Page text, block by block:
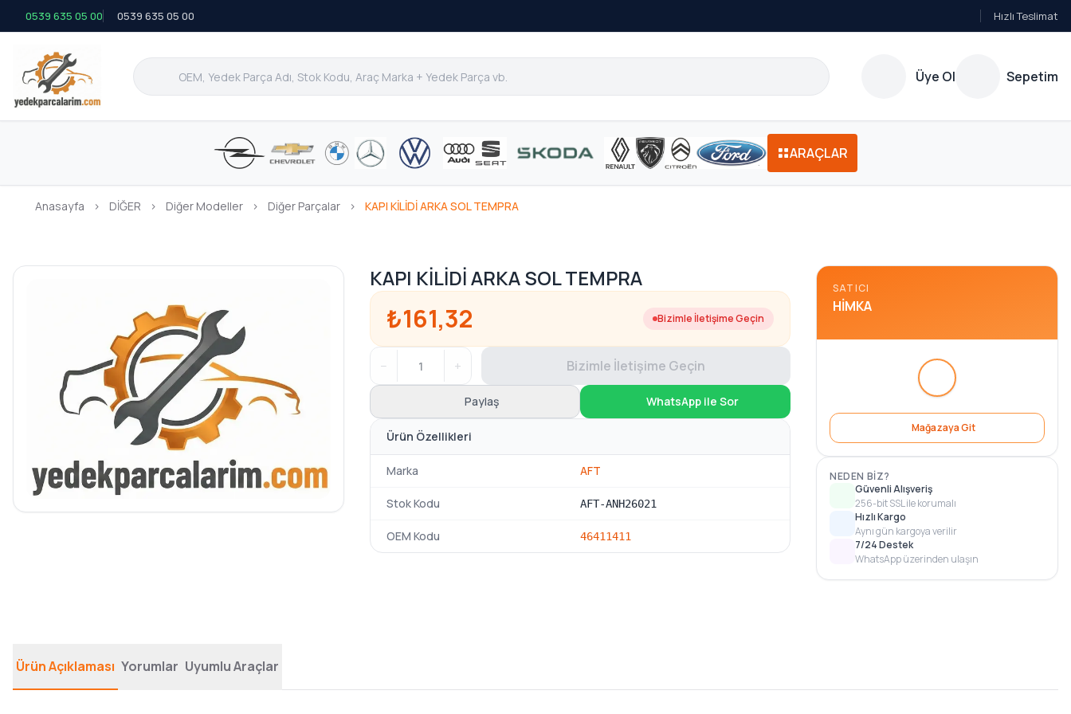
0539 635 05 00 0539 635 05 00 Hızlı Teslimat
Üye Ol Sepetim
ARAÇLAR
Anasayfa › DİĞER › Diğer Modeller › Diğer Parçalar › KAPI KİLİDİ ARKA SOL TEMPRA
KAPI KİLİDİ ARKA SOL TEMPRA
₺161,32 Bizimle İletişime Geçin
− + Bizimle İletişime Geçin
Paylaş WhatsApp ile Sor
Ürün Özellikleri
Marka AFT
Stok Kodu AFT-ANH26021
OEM Kodu 46411411
SATICI
HIMKA
Mağazaya Git
NEDEN BIZ?
Güvenli Alışveriş
256-bit SSL ile korumalı
Hızlı Kargo
Aynı gün kargoya verilir
7/24 Destek
WhatsApp üzerinden ulaşın
Ürün Açıklaması Yorumlar Uyumlu Araçlar